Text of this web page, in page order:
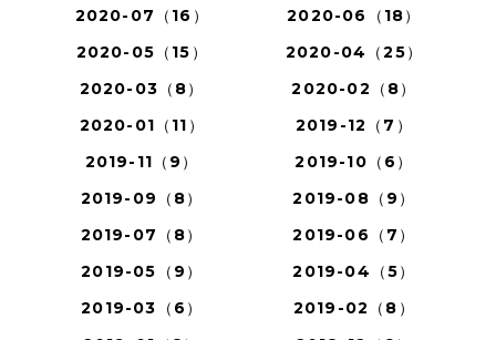
2020-07（16）
2020-06（18）
2020-05（15）
2020-04（25）
2020-03（8）
2020-02（8）
2020-01（11）
2019-12（7）
2019-11（9）
2019-10（6）
2019-09（8）
2019-08（9）
2019-07（8）
2019-06（7）
2019-05（9）
2019-04（5）
2019-03（6）
2019-02（8）